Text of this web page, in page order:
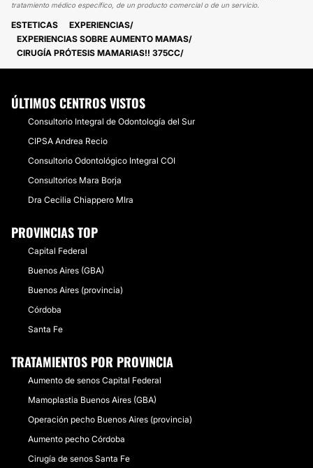
tratamiento médico específico, de un producto comercial o de un servicio.
ESTETICAS
EXPERIENCIAS
EXPERIENCIAS SOBRE AUMENTO MAMAS
CIRUGÍA PRÓTESIS MAMARIAS!! 375CC
ÚLTIMOS CENTROS VISTOS
Consultorio Integral de Odontología del Sur
CIPSA Andrea Recio
Consultorio Odontológico Integral COI
Consultorios Mara Borja
Dra Cecilia Chiappero MIra
PROVINCIAS TOP
Capital Federal
Buenos Aires (GBA)
Buenos Aires (provincia)
Córdoba
Santa Fe
TRATAMIENTOS POR PROVINCIA
Aumento de senos Capital Federal
Mamoplastia Buenos Aires (GBA)
Operación pecho Buenos Aires (provincia)
Aumento pecho Córdoba
Cirugía de senos Santa Fe